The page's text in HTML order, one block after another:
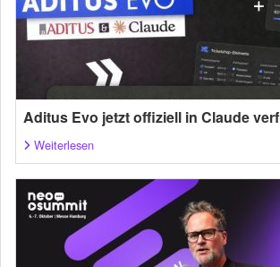
Aditus Evo jetzt offiziell in Claude
Weiterlesen